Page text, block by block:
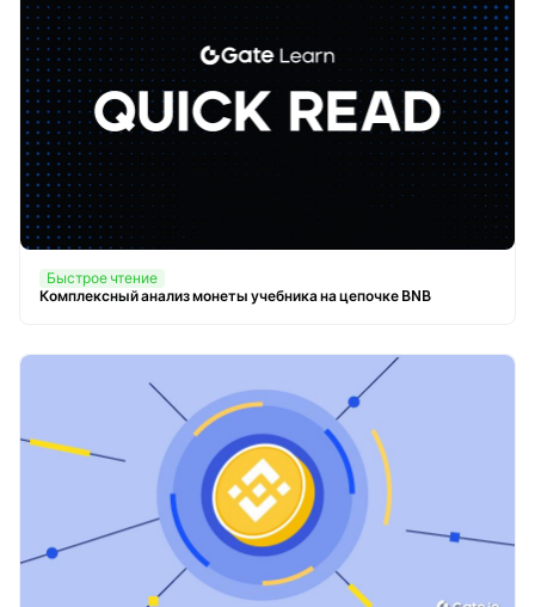
Быстрое чтение
Комплексный анализ монеты учебника на цепочке BNB